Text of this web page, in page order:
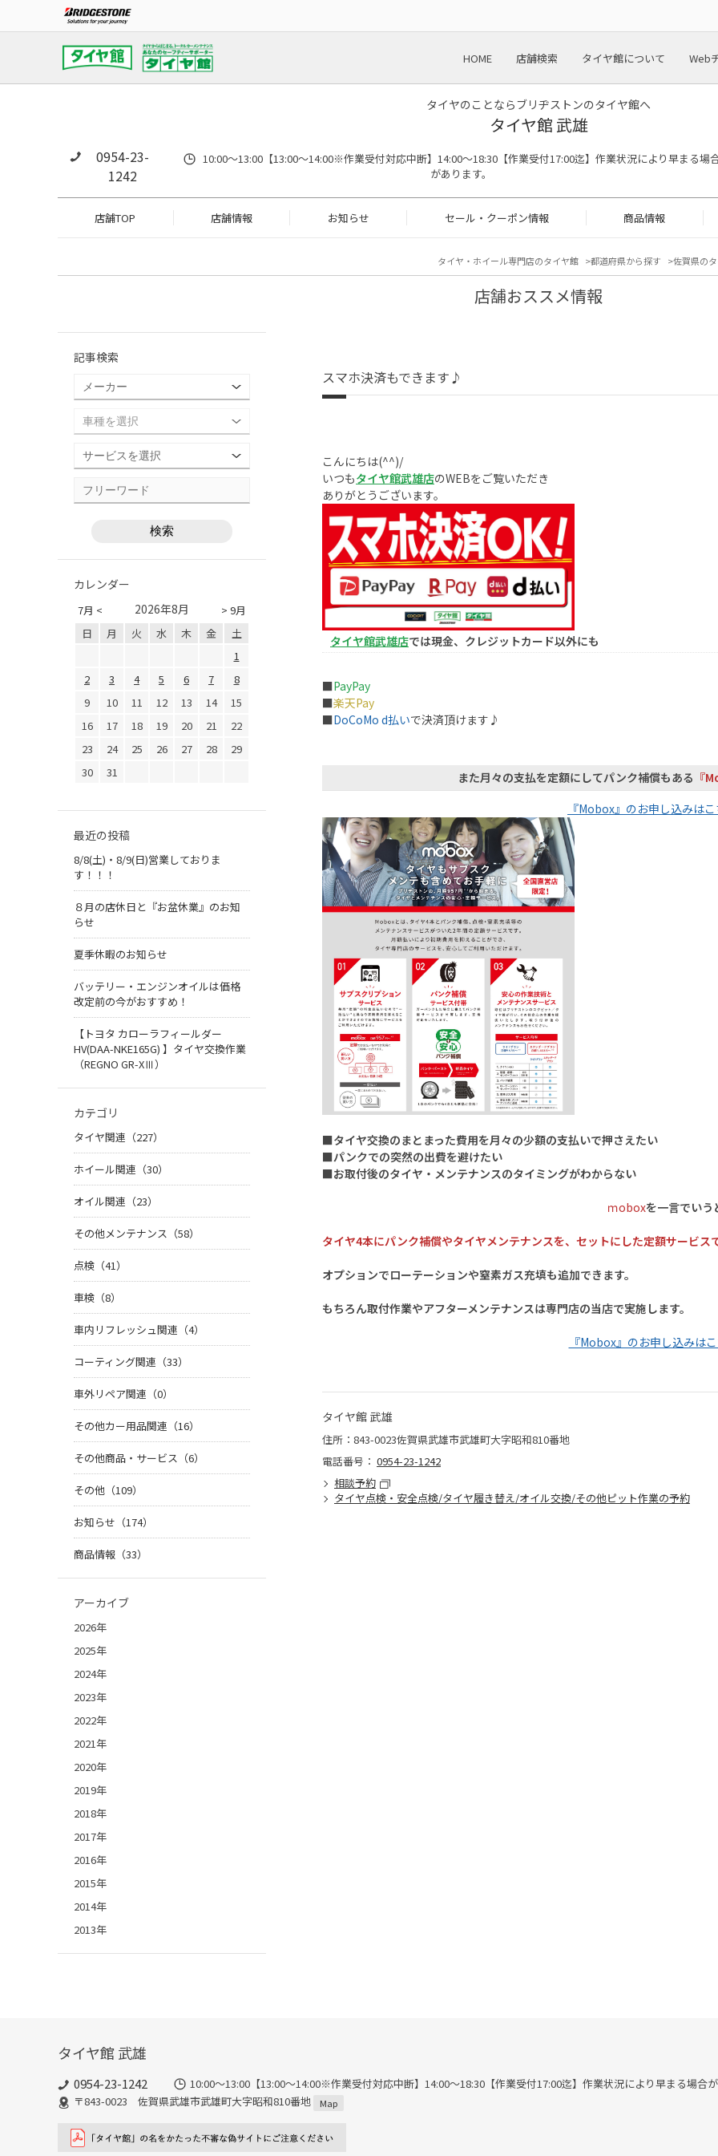
HOME 店舗検索 タイヤ館について Web
タイヤのことならブリヂストンのタイヤ館へ
タイヤ館 武雄
0954-23-
1242
10:00～13:00【13:00～14:00※作業受付対応中断】14:00～18:30【作業受付17:00迄】作業状況により早まる場
があります。
店舗TOP 店舗情報 お知らせ セール・クーポン情報 商品情報
タイヤ・ホイール専門店のタイヤ館 都道府県から探す 佐賀県の
店舗おススメ情報
スマホ決済もできます♪
こんにちは(^^)/
いつもタイヤ館武雄店のWEBをご覧いただき
ありがとうございます。
タイヤ館武雄店では現金、クレジットカード以外にも
■PayPay
■楽天Pay
■DoCoMo d払いで決済頂けます♪
また月々の支払を定額にしてパンク補償もある 『
『Mobox』のお申し込みは
■タイヤ交換のまとまった費用を月々の少額の支払いで押さえたい
■パンクでの突然の出費を避けたい
■お取付後のタイヤ・メンテナンスのタイミングがわからない
ｍoboxを一言でいう
タイヤ4本にパンク補償やタイヤメンテナンスを、セットにした定額サービスで
オプションでローテーションや窒素ガス充填も追加できます。
もちろん取付作業やアフターメンテナンスは専門店の当店で実施します。
『Mobox』のお申し込みは
タイヤ館 武雄
住所：843-0023佐賀県武雄市武雄町大字昭和810番地
電話番号： 0954-23-1242
相談予約
タイヤ点検・安全点検/タイヤ履き替え/オイル交換/その他ピット作業の予約
記事検索
カレンダー
7月 < > 9月
2026年8月
日 月 火 水 木 金
土
1
2
3 4 5 6 7
8
9
10 11 12 13 14
15
16
17 18 19 20 21
22
23
24 25 26 27 28
29
30
31
最近の投稿
8/8(土)・8/9(日)営業しておりま
す！！！
８月の店休日と『お盆休業』のお知
らせ
夏季休暇のお知らせ
バッテリー・エンジンオイルは価格
改定前の今がおすすめ！
【トヨタ カローラフィールダー
HV(DAA-NKE165G) 】タイヤ交換作業
（REGNO GR-XⅢ）
カテゴリ
タイヤ関連（227）
ホイール関連（30）
オイル関連（23）
その他メンテナンス（58）
点検（41）
車検（8）
車内リフレッシュ関連（4）
コーティング関連（33）
車外リペア関連（0）
その他カー用品関連（16）
その他商品・サービス（6）
その他（109）
お知らせ（174）
商品情報（33）
アーカイブ
2026年
2025年
2024年
2023年
2022年
2021年
2020年
2019年
2018年
2017年
2016年
2015年
2014年
2013年
タイヤ館 武雄
0954-23-1242
10:00～13:00【13:00～14:00※作業受付対応中断】14:00～18:30【作業受付17:00迄】作業状況により早まる場合が
〒843-0023 佐賀県武雄市武雄町大字昭和810番地
Map